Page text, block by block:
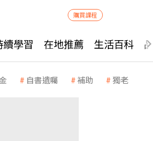
購買課程
續學習 在地推薦 生活百科
自書遺囑 補助 獨老